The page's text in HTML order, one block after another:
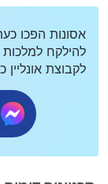
אסונות הפכו
להילקח למלכות
לקבוצת